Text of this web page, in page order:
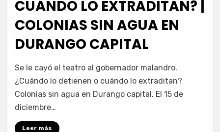
CUÁNDO LO EXTRADITAN? |
COLONIAS SIN AGUA EN
DURANGO CAPITAL
por Fernando Miranda Servín
Se le cayó el teatro al gobernador malandro.
¿Cuándo lo detienen o cuándo lo extraditan?
Colonias sin agua en Durango capital. El 15 de
diciembre…
Leer más